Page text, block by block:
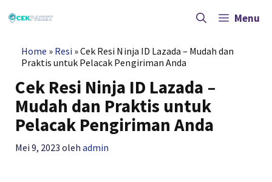
ke
Menu
Home » Resi »Cek Resi Ninja ID Lazada – Mudah dan
Praktis untuk Pelacak Pengiriman Anda
Cek Resi Ninja ID Lazada –
Mudah dan Praktis untuk
Pelacak Pengiriman Anda
Mei 9, 2023 olehadmin